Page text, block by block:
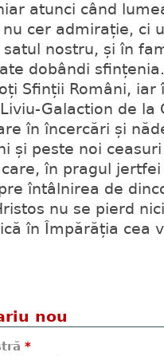
atunci când
cer admirație, ci
satul nostru, și în
dobândi sfințenia.
Sfinții Români, iar
Galaction de la
în încercări și
și peste noi
în pragul
întâlnirea de
nu se pierd
în Împărăția cea
nou
*